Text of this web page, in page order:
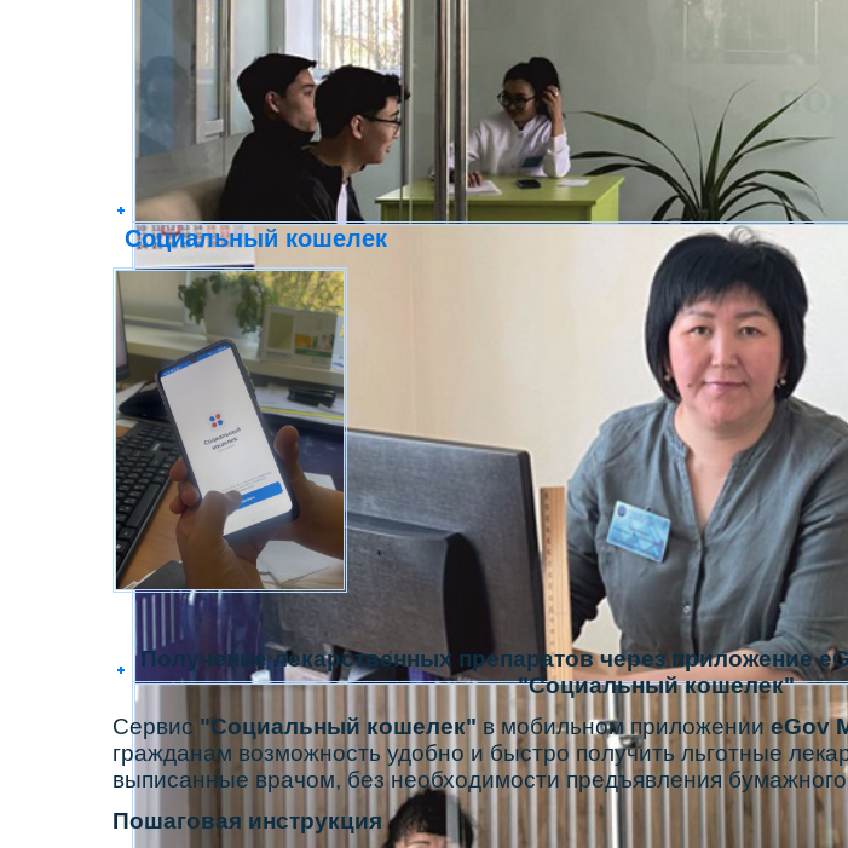
Социальный кошелек
Получение лекарственных препаратов через приложение
"Социальный кошелек"
Сервис "Социальный кошелек" в мобильном приложении eGov
гражданам возможность удобно и быстро получить льготные
выписанные врачом, без необходимости предъявления
Пошаговая инструкция